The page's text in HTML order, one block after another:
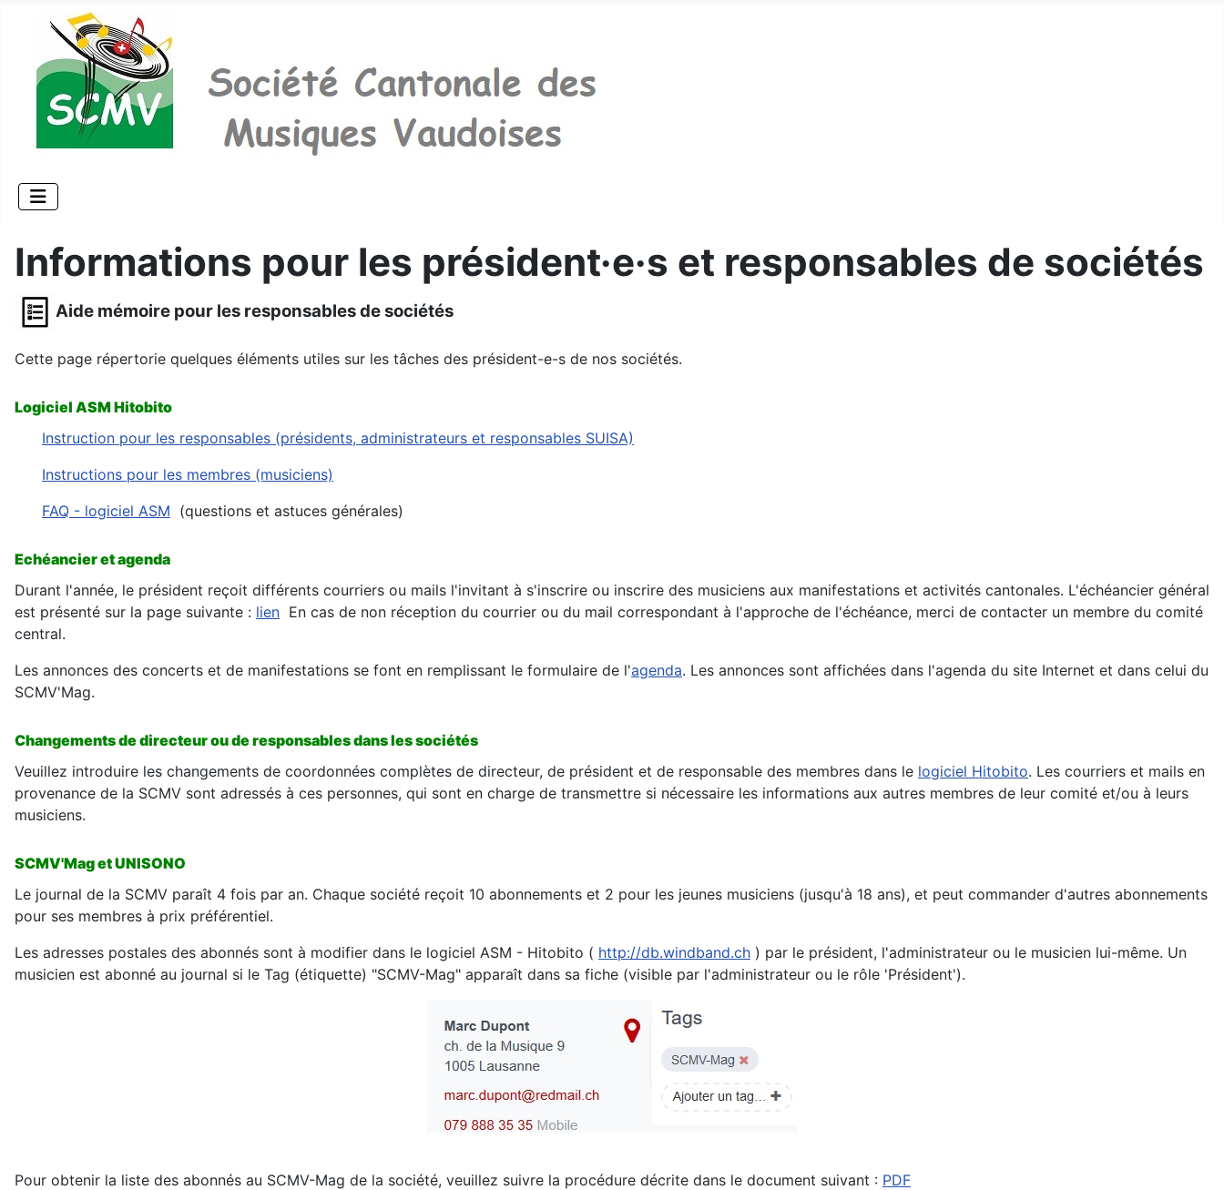
Informations pour les président·e·s et responsables de sociétés
Aide mémoire pour les responsables de sociétés
Cette page répertorie quelques éléments utiles sur les tâches des président-e-s de nos sociétés.
Logiciel ASM Hitobito
Instruction pour les responsables (présidents, administrateurs et responsables SUISA)
Instructions pour les membres (musiciens)
FAQ - logiciel ASM (questions et astuces générales)
Echéancier et agenda
Durant l'année, le président reçoit différents courriers ou mails l'invitant à s'inscrire ou inscrire des musiciens aux manifestations et activités cantonales. L'échéancier général
est présenté sur la page suivante : lien En cas de non réception du courrier ou du mail correspondant à l'approche de l'échéance, merci de contacter un membre du comité
central.
Les annonces des concerts et de manifestations se font en remplissant le formulaire de l'agenda. Les annonces sont affichées dans l'agenda du site Internet et dans celui du
SCMV'Mag.
Changements de directeur ou de responsables dans les sociétés
Veuillez introduire les changements de coordonnées complètes de directeur, de président et de responsable des membres dans le logiciel Hitobito. Les courriers et mails en
provenance de la SCMV sont adressés à ces personnes, qui sont en charge de transmettre si nécessaire les informations aux autres membres de leur comité et/ou à leurs
musiciens.
SCMV'Mag et UNISONO
Le journal de la SCMV paraît 4 fois par an. Chaque société reçoit 10 abonnements et 2 pour les jeunes musiciens (jusqu'à 18 ans), et peut commander d'autres abonnements
pour ses membres à prix préférentiel.
Les adresses postales des abonnés sont à modifier dans le logiciel ASM - Hitobito ( http://db.windband.ch ) par le président, l'administrateur ou le musicien lui-même. Un
musicien est abonné au journal si le Tag (étiquette) "SCMV-Mag" apparaît dans sa fiche (visible par l'administrateur ou le rôle 'Président').
Pour obtenir la liste des abonnés au SCMV-Mag de la société, veuillez suivre la procédure décrite dans le document suivant : PDF